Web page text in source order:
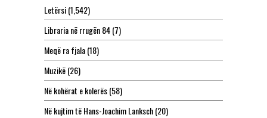
Letërsi(1,542)
Libraria në rrugën 84(7)
Meqë ra fjala(18)
Muzikë(26)
Në kohërat e kolerës(58)
Në kujtim të Hans-Joachim Lanksch(20)